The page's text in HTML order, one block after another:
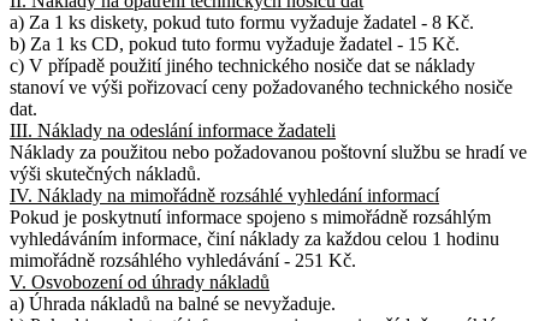
a) Za 1 ks diskety, pokud tuto formu vyžaduje žadatel - 8 Kč.
b) Za 1 ks CD, pokud tuto formu vyžaduje žadatel - 15 Kč.
c) V případě použití jiného technického nosiče dat se náklady
stanoví ve výši pořizovací ceny požadovaného technického nosiče
dat.
III. Náklady na odeslání informace žadateli
Náklady za použitou nebo požadovanou poštovní službu se hradí ve
výši skutečných nákladů.
IV. Náklady na mimořádně rozsáhlé vyhledání informací
Pokud je poskytnutí informace spojeno s mimořádně rozsáhlým
vyhledáváním informace, činí náklady za každou celou 1 hodinu
mimořádně rozsáhlého vyhledávání - 251 Kč.
V. Osvobození od úhrady nákladů
a) Úhrada nákladů na balné se nevyžaduje.